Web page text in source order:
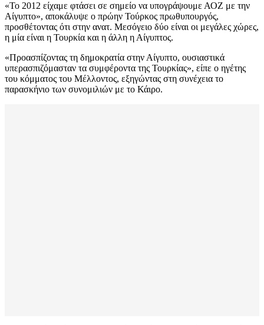
«Το 2012 είχαμε φτάσει σε σημείο να υπογράψουμε ΑΟΖ με την
Αίγυπτο», αποκάλυψε ο πρώην Τούρκος πρωθυπουργός,
προσθέτοντας ότι στην ανατ. Μεσόγειο δύο είναι οι μεγάλες χώρες,
η μία είναι η Τουρκία και η άλλη η Αίγυπτος.
«Προασπίζοντας τη δημοκρατία στην Αίγυπτο, ουσιαστικά
υπερασπιζόμασταν τα συμφέροντα της Τουρκίας», είπε ο ηγέτης
του κόμματος του Μέλλοντος, εξηγώντας στη συνέχεια το
παρασκήνιο των συνομιλιών με το Κάιρο.